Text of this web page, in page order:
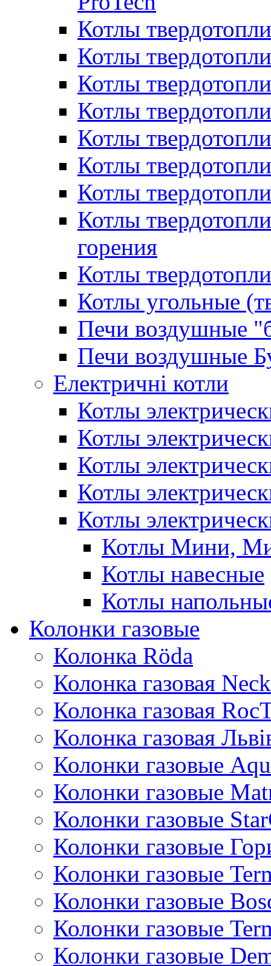
Котлы
Котлы
Котлы
Котлы
Котлы
Котлы
Котлы
Котлы
горения
Котлы
Котлы угольные
Печи воздушные
Печи воздушные
Електричні котли
Котлы
Котлы
Котлы
Котлы
Котлы
Котлы Мини,
Котлы навесные
Котлы
Колонки газовые
Колонка Rӧda
Колонка газовая
Колонка газовая
Колонка газовая
Колонки газовые
Колонки газовые
Колонки газовые
Колонки газовые
Колонки газовые
Колонки газовые
Колонки газовые
Колонки газовые